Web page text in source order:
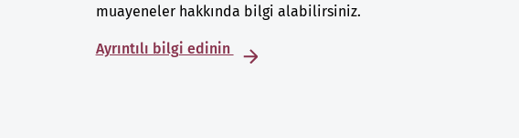
muayeneler hakkında bilgi alabilirsiniz.
Ayrıntılı bilgi edinin